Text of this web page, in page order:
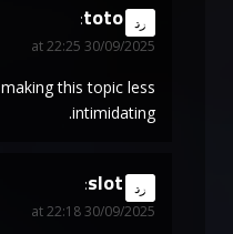
toto
says:
30/09/2025 at 22:25
رد
this topic less
intimidating.
slot
says:
30/09/2025 at 22:18
رد